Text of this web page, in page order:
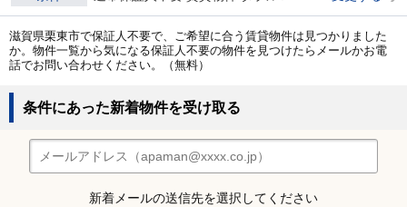
滋賀県栗東市で保証人不要で、ご希望に合う賃貸物件は見つかりました
か。物件一覧から気になる保証人不要の物件を見つけたらメールかお電
話でお問い合わせください。（無料）
条件にあった新着物件を受け取る
新着メールの送信先を選択してください